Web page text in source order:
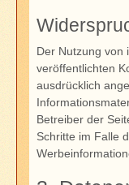
Der Nutzung von
veröffentlichten
ausdrücklich
Betreiber der
Schritte im Falle